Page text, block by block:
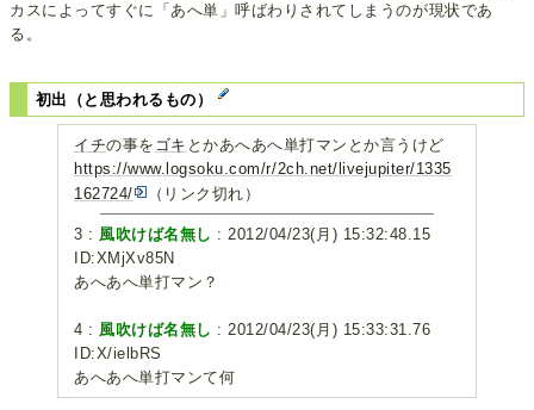
カスによってすぐに「あへ単」呼ばわりされてしまうのが現状であ
る。
初出（と思われるもの）
イチの事を ゴキ とかあへあへ単打マンとか言うけど
https://www.logsoku.com/r/2ch.net/livejupiter/1335
162724/
（リンク切れ）
3 : 風吹けば名無し : 2012/04/23(月) 15:32:48.15
ID:XMjXv85N
あへあへ単打マン？
4 : 風吹けば名無し : 2012/04/23(月) 15:33:31.76
ID:X/ielbRS
あへあへ単打マンて何